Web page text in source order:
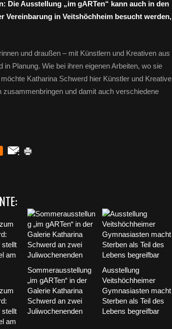
Die Ausstellung „im gARTen“ kann auch in den
Vereinbarung in Veitshöchheim besucht werden,
und draußen – mit Künstlern und Kreativen aus
Planung. Wie bei ihren eigenen Arbeiten, wo sie
Katharina Schwerd hier Künstler und Kreative
und damit auch verschiedene
stellt
am
Sommerausstellung
„im gARTen“ in der
Galerie Katharina
Schwerd an zwei
Juliwochenenden
Ausstellung
Veitshöchheimer
Gymnasiasten macht
Sterben als Teil des
Lebens begreifbar